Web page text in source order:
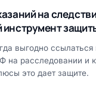
на
инструмент
выгодно ссылаться
на расследовании и
это дает защите.